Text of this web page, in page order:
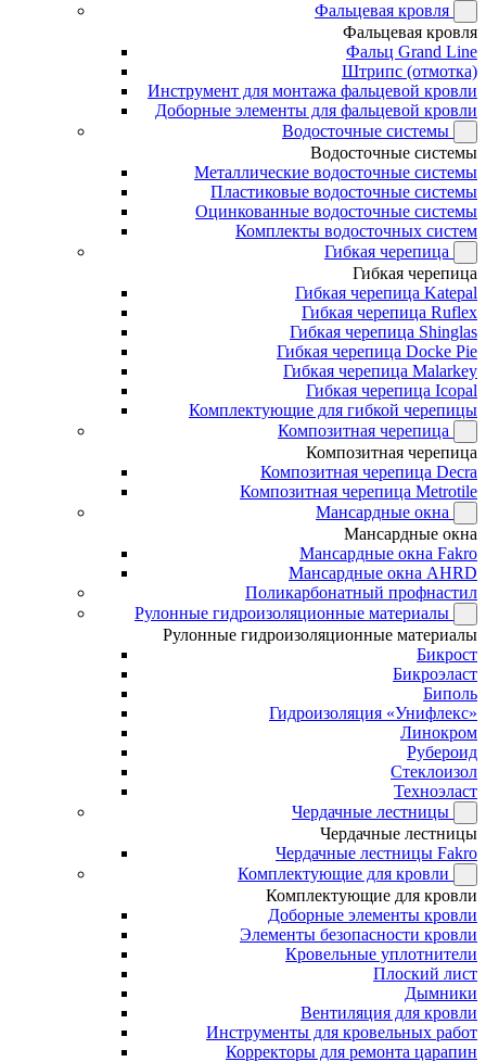
Фальцевая кровля
Фальцевая кровля
Фальц Grand Line
Штрипс (отмотка)
Инструмент для монтажа фальцевой кровли
Доборные элементы для фальцевой кровли
Водосточные системы
Водосточные системы
Металлические водосточные системы
Пластиковые водосточные системы
Оцинкованные водосточные системы
Комплекты водосточных систем
Гибкая черепица
Гибкая черепица
Гибкая черепица Katepal
Гибкая черепица Ruflex
Гибкая черепица Shinglas
Гибкая черепица Docke Pie
Гибкая черепица Malarkey
Гибкая черепица Icopal
Комплектующие для гибкой черепицы
Композитная черепица
Композитная черепица
Композитная черепица Decra
Композитная черепица Metrotile
Мансардные окна
Мансардные окна
Мансардные окна Fakro
Мансардные окна AHRD
Поликарбонатный профнастил
Рулонные гидроизоляционные материалы
Рулонные гидроизоляционные материалы
Бикрост
Бикроэласт
Биполь
Гидроизоляция «Унифлекс»
Линокром
Рубероид
Стеклоизол
Техноэласт
Чердачные лестницы
Чердачные лестницы
Чердачные лестницы Fakro
Комплектующие для кровли
Комплектующие для кровли
Доборные элементы кровли
Элементы безопасности кровли
Кровельные уплотнители
Плоский лист
Дымники
Вентиляция для кровли
Инструменты для кровельных работ
Корректоры для ремонта царапин